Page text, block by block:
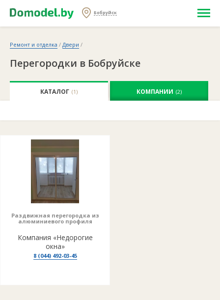
Бобруйск
Ремонт и отделка / Двери /
Перегородки в Бобруйске
КАТАЛОГ (1) КОМПАНИИ (2)
Раздвижная перегородка из
алюминиевого профиля
Компания «Недорогие
окна»
8 (044) 492-03-45